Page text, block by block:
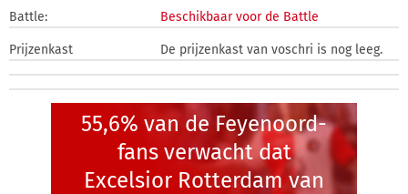
Battle: Beschikbaar voor de Battle
Prijzenkast De prijzenkast van voschri is nog leeg.
55,6% van de Feyenoord-
fans verwacht dat
Excelsior Rotterdam van